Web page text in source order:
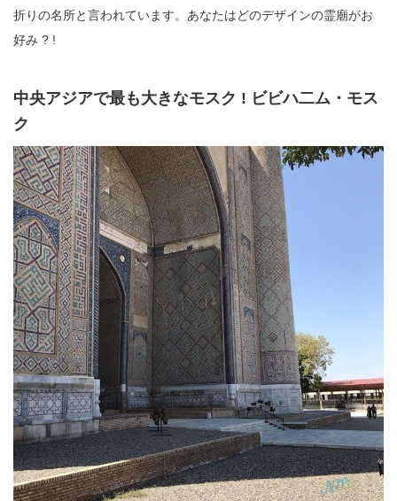
折りの名所と言われています。あなたはどのデザインの霊廟がお
好み ? !
中央アジアで最も大きなモスク ! ビビハ二ム・モス
ク